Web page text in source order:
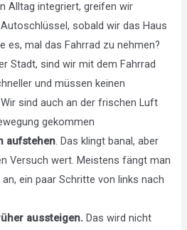
Alltag integriert, greifen wir
sobald wir das Haus
es, mal das Fahrrad zu nehmen?
Stadt, sind wir mit dem Fahrrad
und müssen keinen
sind auch an der frischen Luft
gekommen
aufstehen. Das klingt banal, aber
Versuch wert. Meistens fängt man
ein paar Schritte von links nach
aussteigen.Das wird nicht